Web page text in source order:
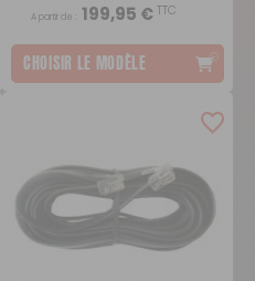
A partir de : 199,95 €TTC
CHOISIR LE MODÈLE